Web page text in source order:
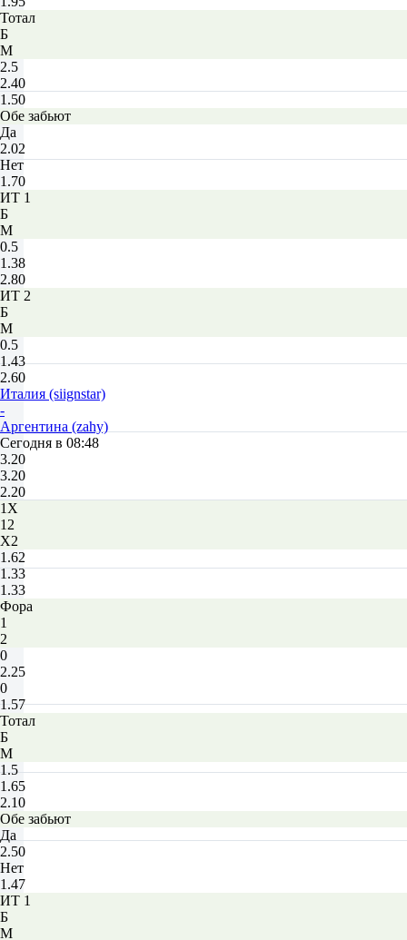
Тотал
Б
М
2.5
2.40
1.50
Обе забьют
Да
2.02
Нет
1.70
ИТ 1
Б
М
0.5
1.38
2.80
ИТ 2
Б
М
0.5
1.43
2.60
Италия (siignstar)
-
Аргентина (zahy)
Сегодня в 08:48
3.20
3.20
2.20
1X
12
X2
1.62
1.33
1.33
Фора
1
2
0
2.25
0
1.57
Тотал
Б
М
1.5
1.65
2.10
Обе забьют
Да
2.50
Нет
1.47
ИТ 1
Б
М